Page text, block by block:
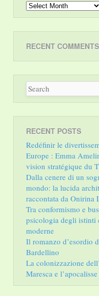
Archives
RECENT COMMENTS
RECENT POSTS
Redéfinir le
Europe : Emma
vision stratégique du
Dalla cenere di un
mondo: la lucida
raccontata da Onirina
Tra conformismo e
psicologia degli
moderne
Il romanzo d’esordio
Bardellino
La colonizzazione
Maresca e